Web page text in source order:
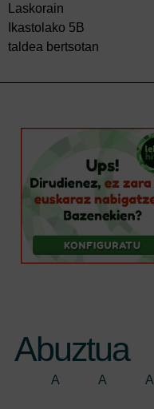
Laskorain
Ikastolako 5B
taldea bertsotan
Abuztua
A A A